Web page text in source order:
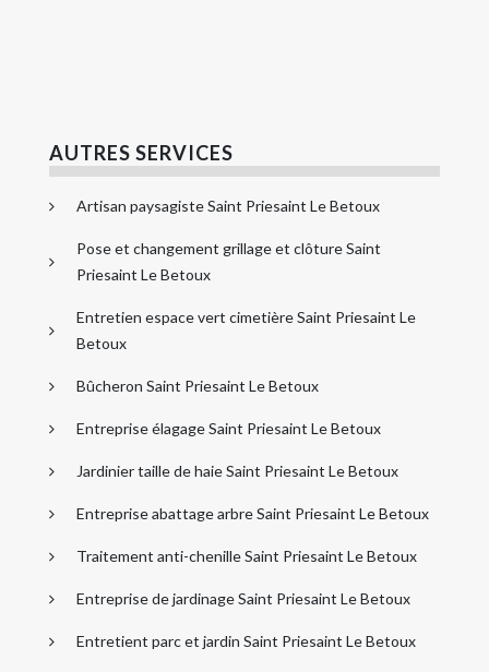
AUTRES SERVICES
Artisan paysagiste Saint Priesaint Le Betoux
Pose et changement grillage et clôture Saint
Priesaint Le Betoux
Entretien espace vert cimetière Saint Priesaint Le
Betoux
Bûcheron Saint Priesaint Le Betoux
Entreprise élagage Saint Priesaint Le Betoux
Jardinier taille de haie Saint Priesaint Le Betoux
Entreprise abattage arbre Saint Priesaint Le Betoux
Traitement anti-chenille Saint Priesaint Le Betoux
Entreprise de jardinage Saint Priesaint Le Betoux
Entretient parc et jardin Saint Priesaint Le Betoux